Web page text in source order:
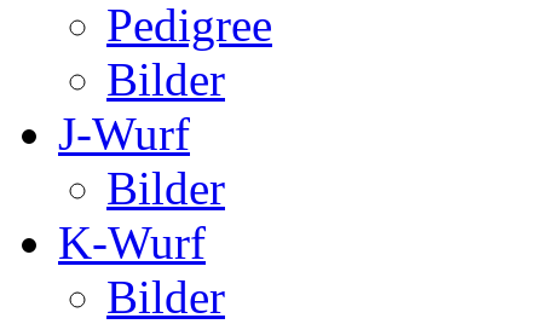
Pedigree
Bilder
J-Wurf
Bilder
K-Wurf
Bilder